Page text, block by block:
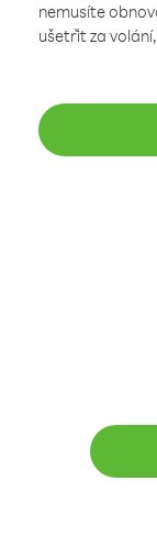
nemusíte
ušetřit za